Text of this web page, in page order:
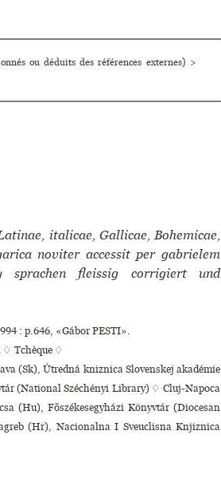
ou déduits des références externes) >
italicae, Gallicae, Bohemicae,
noviter accessit per gabrielem
sprachen fleissig corrigiert und
: p.646, «Gábor PESTI».
♢ Tchèque ♢
(Sk), Útredná kniznica Slovenskej akadémie
(National Széchényi Library) ♢ Cluj-Napoca
(Hu), Fõszékesegyházi Könyvtár (Diocesan
(Hr), Nacionalna I Sveuclisna Knjiznica